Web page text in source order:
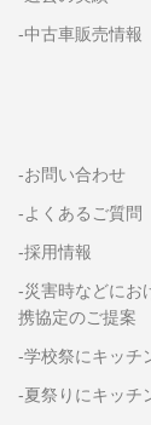
-中古車販売情報
-お問い合わせ
-よくあるご質問
-採用情報
-災害時などにお
携協定のご提案
-学校祭にキッチ
-夏祭りにキッチ